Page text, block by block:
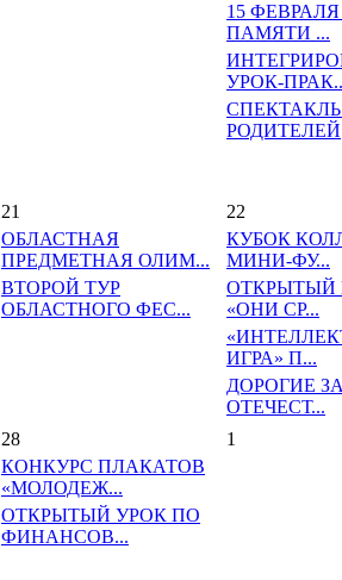
15
ПАМЯТИ ...
УРОК-
РОДИТЕЛЕЙ
21
ОБЛАСТНАЯ
ПРЕДМЕТНАЯ ОЛИМ...
ВТОРОЙ ТУР
ОБЛАСТНОГО ФЕС...
22
КУБОК
МИНИ-ФУ...
ОТКРЫТЫЙ
«ОНИ СР...
ИГРА» П...
ДОРОГИЕ
ОТЕЧЕСТ...
28
КОНКУРС ПЛАКАТОВ
«МОЛОДЕЖ...
ОТКРЫТЫЙ УРОК ПО
ФИНАНСОВ...
1